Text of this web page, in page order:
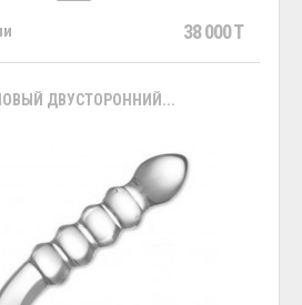
38 000 T
ДВУСТОРОННИЙ...